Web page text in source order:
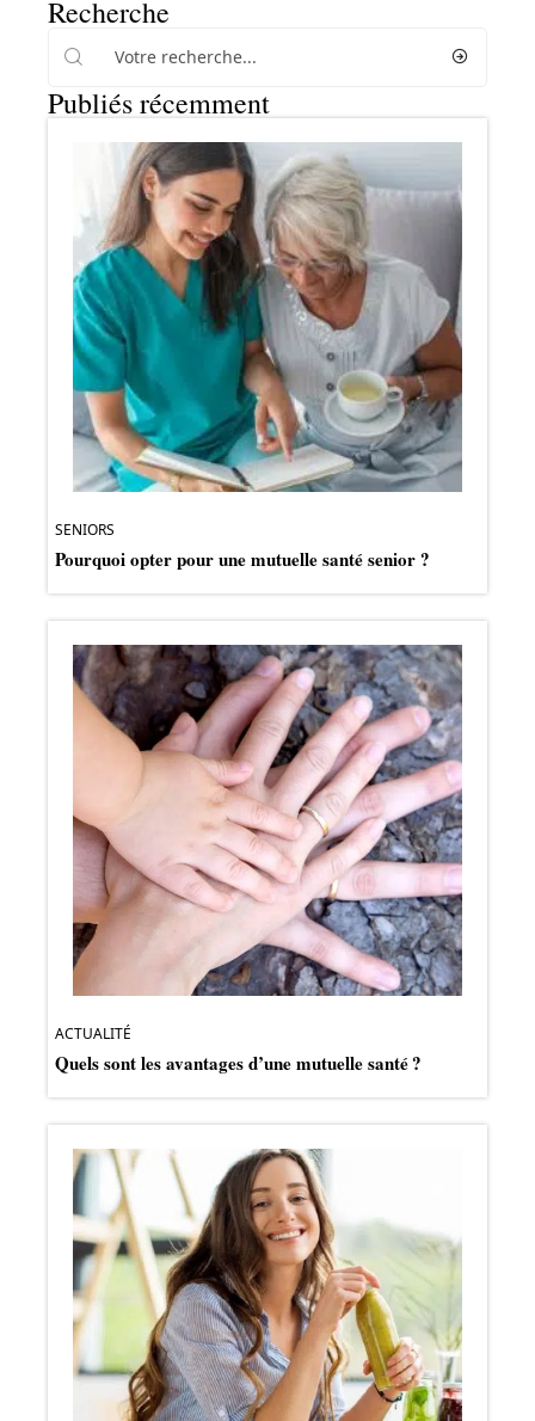
Recherche
Publiés récemment
SENIORS
Pourquoi opter pour une mutuelle santé senior ?
ACTUALITÉ
Quels sont les avantages d’une mutuelle santé ?